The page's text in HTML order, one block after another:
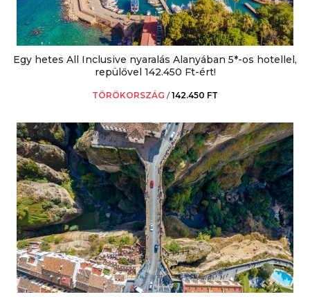
Egy hetes All Inclusive nyaralás Alanyában 5*-os hotellel,
repülővel 142.450 Ft-ért!
TÖRÖKORSZÁG /142.450 FT